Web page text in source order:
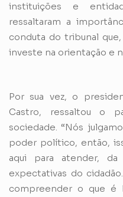
instituições e
ressaltaram a
conduta do tribunal
investe na orientação e
Por sua vez, o
Castro, ressaltou o
sociedade. “Nós
poder político, então,
aqui para atender,
expectativas do
compreender o que é